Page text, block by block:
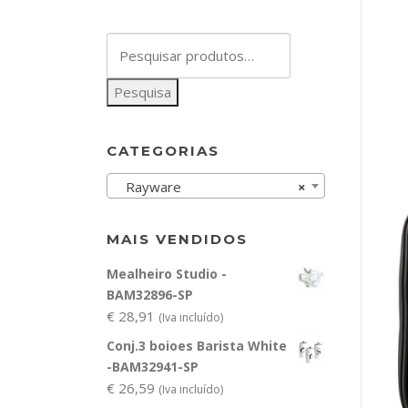
por:
Pesquisa
CATEGORIAS
×
Rayware
MAIS VENDIDOS
Mealheiro Studio -
BAM32896-SP
€ 28,91 (Iva incluído)
Conj.3 boioes Barista White
-BAM32941-SP
€ 26,59 (Iva incluído)